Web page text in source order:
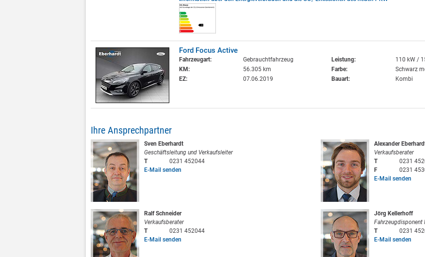
Ford Focus Active
Fahrzeugart:
Gebrauchtfahrzeug
KM:
56.305 km
EZ:
07.06.2019
Leistung:
110 kW /
Farbe:
Schwarz
Bauart:
Kombi
Ihre Ansprechpartner
Sven Eberhardt
Geschäftsleitung und Verkaufsleiter
T
0231 452044
E-Mail senden
Alexander
Verkaufsberater
T
0231
F
0231
E-Mail senden
Ralf Schneider
Verkaufsberater
T
0231 452044
E-Mail senden
Jörg Kellerhoff
Fahrzeugdisponent
T
0231
E-Mail senden